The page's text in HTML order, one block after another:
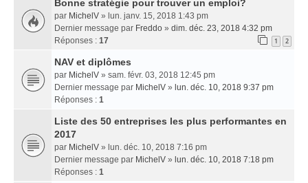
Bonne stratégie pour trouver un emploi?
par MichelV » lun. janv. 15, 2018 1:43 pm
Dernier message par Freddo » dim. déc. 23, 2018 4:32 pm
Réponses : 17 1 2
NAV et diplômes
par MichelV » sam. févr. 03, 2018 12:45 pm
Dernier message par MichelV » lun. déc. 10, 2018 9:37 pm
Réponses : 1
Liste des 50 entreprises les plus performantes en
2017
par MichelV » lun. déc. 10, 2018 7:16 pm
Dernier message par MichelV » lun. déc. 10, 2018 7:18 pm
Réponses : 1